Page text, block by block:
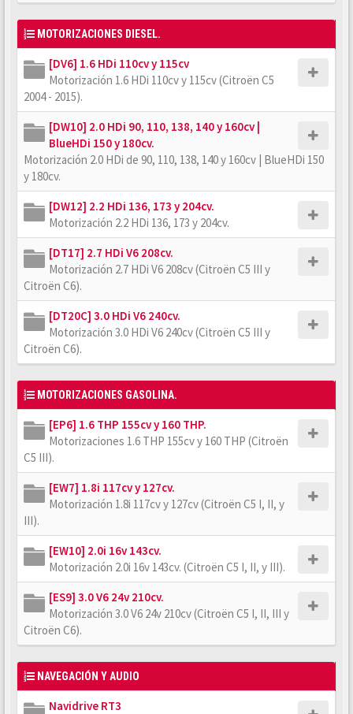
MOTORIZACIONES DIESEL.
[DV6] 1.6 HDi 110cv y 115cv
Motorización 1.6 HDi 110cv y 115cv (Citroën C5
2004 - 2015).
[DW10] 2.0 HDi 90, 110, 138, 140 y 160cv |
BlueHDi 150 y 180cv.
Motorización 2.0 HDi de 90, 110, 138, 140 y 160cv | BlueHDi 150
y 180cv.
[DW12] 2.2 HDi 136, 173 y 204cv.
Motorización 2.2 HDi 136, 173 y 204cv.
[DT17] 2.7 HDi V6 208cv.
Motorización 2.7 HDi V6 208cv (Citroën C5 III y
Citroën C6).
[DT20C] 3.0 HDi V6 240cv.
Motorización 3.0 HDi V6 240cv (Citroën C5 III y
Citroën C6).
MOTORIZACIONES GASOLINA.
[EP6] 1.6 THP 155cv y 160 THP.
Motorizaciones 1.6 THP 155cv y 160 THP (Citroën
C5 III).
[EW7] 1.8i 117cv y 127cv.
Motorización 1.8i 117cv y 127cv (Citroën C5 I, II, y
III).
[EW10] 2.0i 16v 143cv.
Motorización 2.0i 16v 143cv. (Citroën C5 I, II, y III).
[ES9] 3.0 V6 24v 210cv.
Motorización 3.0 V6 24v 210cv (Citroën C5 I, II, III y
Citroën C6).
NAVEGACIÓN Y AUDIO
Navidrive RT3